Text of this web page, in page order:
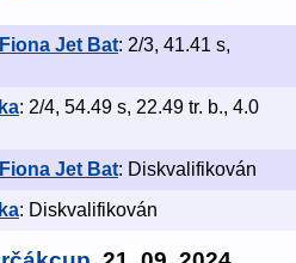
Jet Bat: 2/3, 41.41 s,
: 2/4, 54.49 s, 22.49 tr. b., 4.0
Jet Bat: Diskvalifikován
: Diskvalifikován